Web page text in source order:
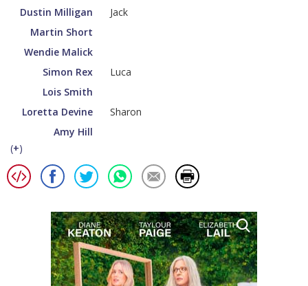
Dustin Milligan
Jack
Martin Short
Wendie Malick
Simon Rex
Luca
Lois Smith
Loretta Devine
Sharon
Amy Hill
(+)